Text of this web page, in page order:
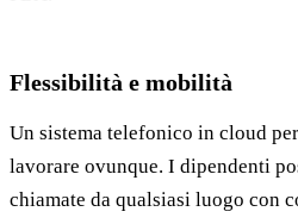
Flessibilità e mobilità
Un sistema telefonico in cloud
lavorare ovunque. I dipendenti
chiamate da qualsiasi luogo con